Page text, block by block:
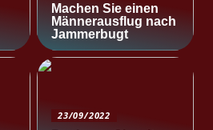
Machen Sie einen
Männerausflug nach
Jammerbugt
23/09/2022